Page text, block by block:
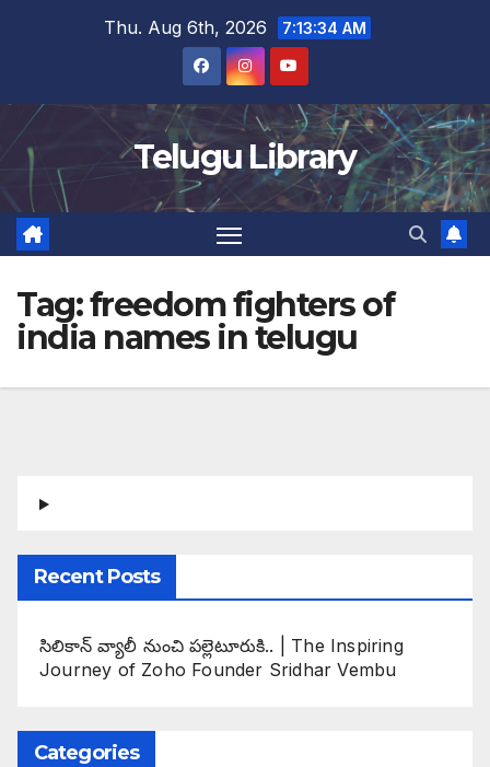
Thu. Aug 6th, 2026 7:13:35 AM
Telugu Library
Tag:freedom fighters of
india names in telugu
Recent Posts
సిలికాన్ వ్యాలీ నుంచి పల్లెటూరుకి.. | The Inspiring
Journey of Zoho Founder Sridhar Vembu
Categories